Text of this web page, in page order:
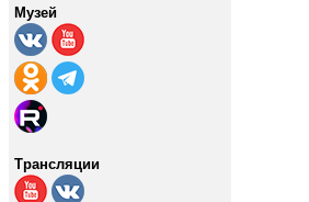
Музей
Трансляции